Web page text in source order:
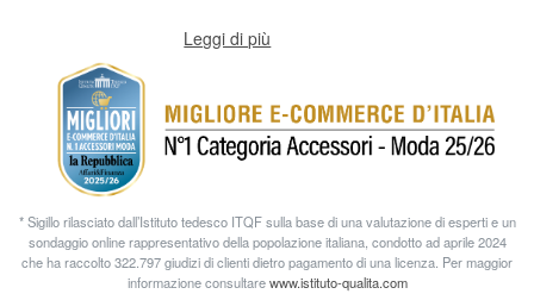
Leggi di più
* Sigillo rilasciato dall’Istituto tedesco ITQF sulla base di una valutazione di esperti e un
sondaggio online rappresentativo della popolazione italiana, condotto ad aprile 2024
che ha raccolto 322.797 giudizi di clienti dietro pagamento di una licenza. Per maggior
informazione consultarewww.istituto-qualita.com